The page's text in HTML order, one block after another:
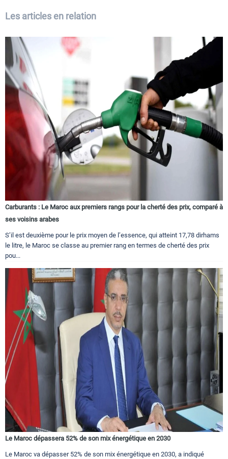
Les articles en relation
Carburants : Le Maroc aux premiers rangs pour la cherté des prix, comparé à
ses voisins arabes
S’il est deuxième pour le prix moyen de l’essence, qui atteint 17,78 dirhams
le litre, le Maroc se classe au premier rang en termes de cherté des prix
pou...
Le Maroc dépassera 52% de son mix énergétique en 2030
Le Maroc va dépasser 52% de son mix énergétique en 2030, a indiqué